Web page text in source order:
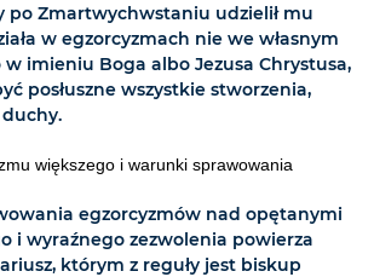
po Zmartwychwstaniu udzielił mu
w egzorcyzmach nie we własnym
imieniu Boga albo Jezusa Chrystusa,
posłuszne wszystkie stworzenia,
duchy.
większego i warunki sprawowania
egzorcyzmów nad opętanymi
i wyraźnego zezwolenia powierza
którym z reguły jest biskup